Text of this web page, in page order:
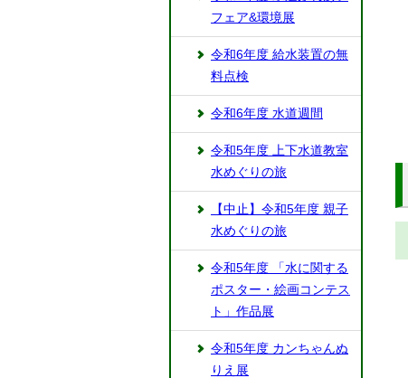
フェア&環境展
令和6年度 給水装置の無
料点検
令和6年度 水道週間
令和5年度 上下水道教室
水めぐりの旅
【中止】令和5年度 親子
水めぐりの旅
令和5年度 「水に関する
ポスター・絵画コンテス
ト」作品展
令和5年度 カンちゃんぬ
りえ展